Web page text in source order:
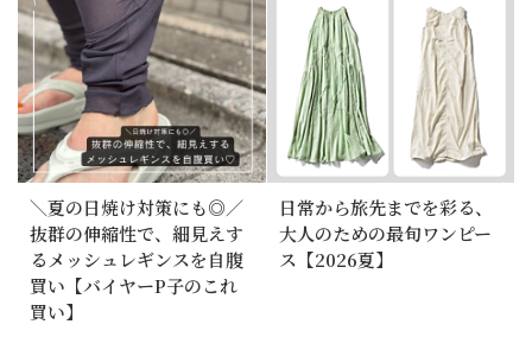
＼夏の日焼け対策にも◎／
抜群の伸縮性で、細見えす
るメッシュレギンスを自腹
買い【バイヤーP子のこれ
買い】
日常から旅先までを彩る、
大人のための最旬ワンピー
ス【2026夏】